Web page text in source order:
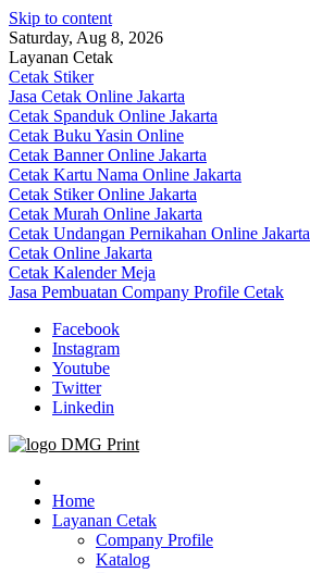
Skip to content
Saturday, Aug 8, 2026
Layanan Cetak
Cetak Stiker
Jasa Cetak Online Jakarta
Cetak Spanduk Online Jakarta
Cetak Buku Yasin Online
Cetak Banner Online Jakarta
Cetak Kartu Nama Online Jakarta
Cetak Stiker Online Jakarta
Cetak Murah Online Jakarta
Cetak Undangan Pernikahan Online Jakarta
Cetak Online Jakarta
Cetak Kalender Meja
Jasa Pembuatan Company Profile Cetak
Facebook
Instagram
Youtube
Twitter
Linkedin
Jasa Cetak Online DMG Printing
Home
Layanan Cetak
Company Profile
Katalog